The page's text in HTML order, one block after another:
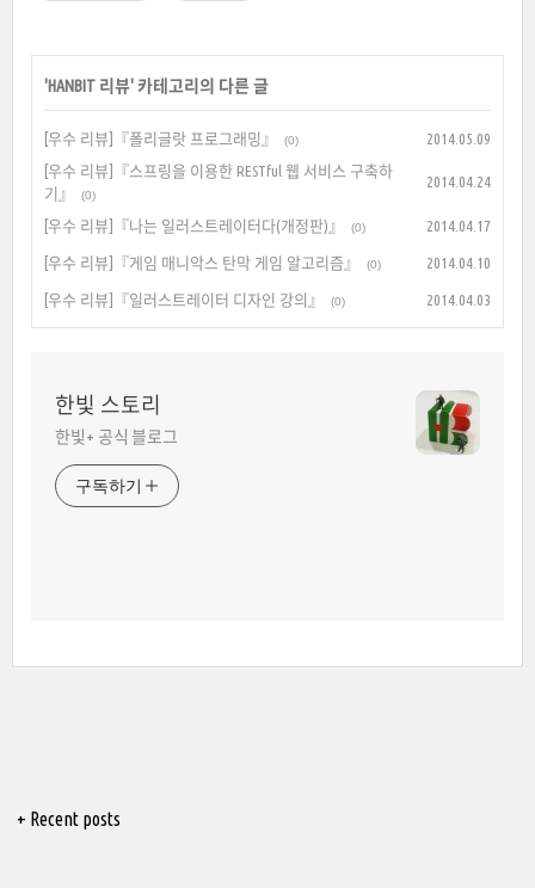
'HANBIT 리뷰' 카테고리의 다른 글
[우수 리뷰]『폴리글랏 프로그래밍』 (0)
2014.05.09
[우수 리뷰]『스프링을 이용한 RESTful 웹 서비스 구축하
기』
(0)
2014.04.24
[우수 리뷰]『나는 일러스트레이터다(개정판)』 (0) 2014.04.17
[우수 리뷰]『게임 매니악스 탄막 게임 알고리즘』 (0) 2014.04.10
[우수 리뷰]『일러스트레이터 디자인 강의』 (0) 2014.04.03
한빛 스토리
한빛+ 공식 블로그
구독하기
+ Recent posts